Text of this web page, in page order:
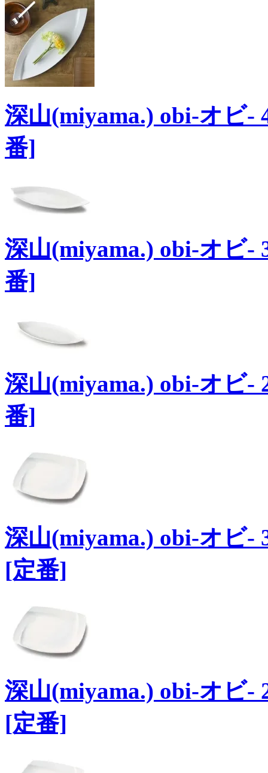
深山(miyama.) obi-オビ-
番]
深山(miyama.) obi-オビ-
番]
深山(miyama.) obi-オビ-
番]
深山(miyama.) obi-オビ-
[定番]
深山(miyama.) obi-オビ-
[定番]